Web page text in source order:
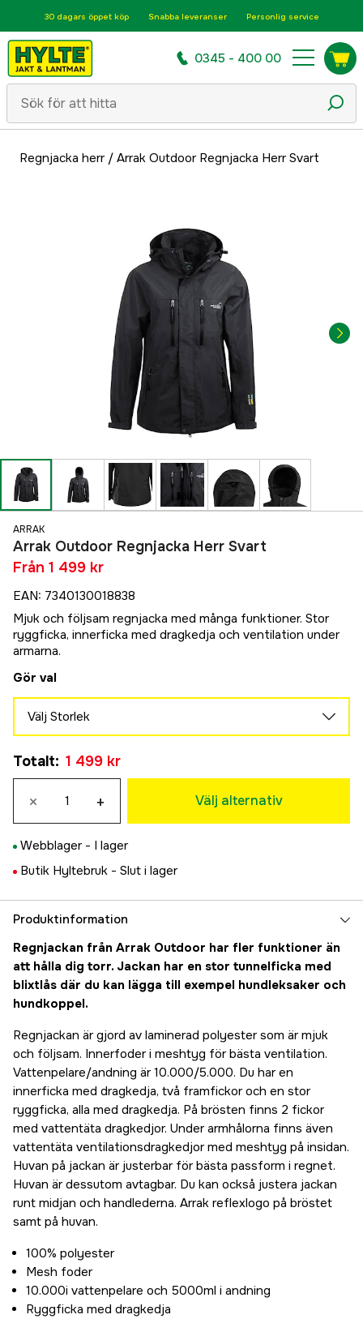
30 dagars öppet köp Snabba leveranser Personlig service
0345 - 400 00
Regnjacka herr/ Arrak Outdoor Regnjacka Herr Svart
ARRAK
Arrak Outdoor Regnjacka Herr Svart
Från 1 499 kr
EAN: 7340130018838
Mjuk och följsam regnjacka med många funktioner. Stor
ryggficka, innerficka med dragkedja och ventilation under
armarna.
Gör val
Välj Storlek
1 499 kr
M
1 499 kr
1 499 kr
1 499 kr
1 499 kr
1 499 kr
4XL
1 499 kr
Totalt: 1 499 kr
× + Välj alternativ
Webblager - I lager
Butik Hyltebruk - Slut i lager
Produktinformation
Regnjackan från Arrak Outdoor har fler funktioner än
att hålla dig torr. Jackan har en stor tunnelficka med
blixtlås där du kan lägga till exempel hundleksaker och
hundkoppel.
Regnjackan är gjord av laminerad polyester som är mjuk
och följsam. Innerfoder i meshtyg för bästa ventilation.
Vattenpelare/andning är 10.000/5.000. Du har en
innerficka med dragkedja, två framfickor och en stor
ryggficka, alla med dragkedja. På brösten finns 2 fickor
med vattentäta dragkedjor. Under armhålorna finns även
vattentäta ventilationsdragkedjor med meshtyg på insidan.
Huvan på jackan är justerbar för bästa passform i regnet.
Huvan är dessutom avtagbar. Du kan också justera jackan
runt midjan och handlederna. Arrak reflexlogo på bröstet
samt på huvan.
100% polyester
Mesh foder
10.000i vattenpelare och 5000ml i andning
Ryggficka med dragkedja